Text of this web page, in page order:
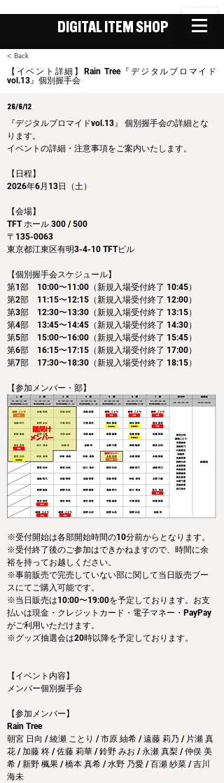
DIGITAL ITEM SHOP
< Back
【イベント詳細】Rain Tree『デジタルブロマイド
vol.13』個別握手会
26/6/12
『デジタルブロマイドvol.13』 個別握手会の詳細とな
ります。
イベントの詳細・注意事項をご案内いたします。
【日程】
2026年6月13日（土）
【会場】
TFT ホール 300 / 500
〒135-0063
東京都江東区有明3-4-10 TFTビル
【個別握手会スケジュール】
第1部　10:00〜11:00（新規入場受付終了 10:45）
第2部　11:15〜12:15（新規入場受付終了 12:00）
第3部　12:30〜13:30（新規入場受付終了 13:15）
第4部　13:45〜14:45（新規入場受付終了 14:30）
第5部　15:00〜16:00（新規入場受付終了 15:45）
第6部　16:15〜17:15（新規入場受付終了 17:00）
第7部　17:30〜18:30（新規入場受付終了 18:15）
【参加メンバー・部】
※受付開始は各部開始時間の10分前からとなります。
※受付終了後のご参加はできかねますので、時間に余
裕を持ってお越しください。
※事前販売で完売していない部に関して当日販売ブー
スにてご購入可能です。
※当日販売は10:00〜19:00を予定しております。お支
払いは現金・クレジットカード・電子マネー・PayPay
がご利用いただけます。
※グッズ抽選会は20時以降を予定しております。
【イベント内容】
メンバー個別握手会
【参加メンバー】
Rain Tree
朝宮 日向 / 綾瀬 ことり / 市原 紬希 / 遠藤 莉乃 / 片瀬 真
花 / 加藤 柊 / 佐藤 莉華 / 鈴野 みお / 永瀬 真梨 / 仲俣 美
希 / 新野 楓果 / 橋本 真希 / 水野 乃愛 / 百瀬 紗菜 / 吉川
海未